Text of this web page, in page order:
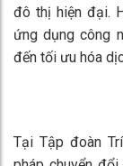
đô thị hiện đại.
ứng dụng công
đến tối ưu hóa
Tại Tập đoàn